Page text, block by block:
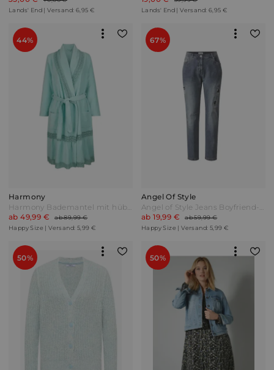
Lands' End | Versand: 6,95 €
Lands' End | Versand: 6,95 €
44%
Harmony
Harmony Bademantel mit hübschen Spitzendetails Hellgrün
ab 49,99 €
ab 89,99 €
Happy Size | Versand: 5,99 €
67%
Angel Of Style
Angel of Style Jeans Boyfriend-Fit Dark Blue Blau
ab 19,99 €
ab 59,99 €
Happy Size | Versand: 5,99 €
50% 50%